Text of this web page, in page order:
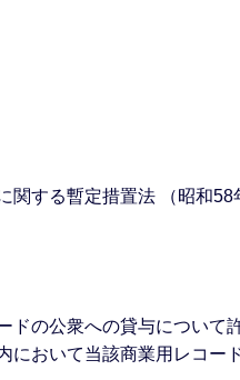
する暫定措置法 （昭和
ドの公衆への貸与につい
おいて当該商業用レコ